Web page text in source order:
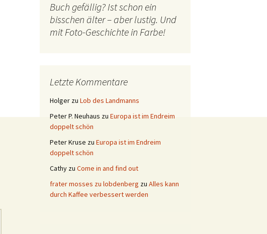
Buch gefällig? Ist schon ein
bisschen älter – aber lustig. Und
mit Foto-Geschichte in Farbe!
Letzte Kommentare
Holger zu Lob des Landmanns
Peter P. Neuhaus zu Europa ist im Endreim
doppelt schön
Peter Kruse zu Europa ist im Endreim
doppelt schön
Cathy zu Come in and find out
frater mosses zu lobdenberg zu Alles kann
durch Kaffee verbessert werden